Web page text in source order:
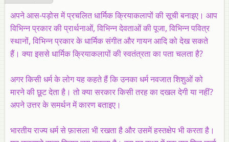
अपने आस-पड़ोस में प्रचलित धार्मिक क्रियाकलापों की सूची बनाइए। आप
विभिन्न प्रकार की प्रार्थनाओं, विभिन्न देवताओं की पूजा, विभिन्न पवित्र
स्थानों, विभिन्न प्रकार के धार्मिक संगीत और गायन आदि को देख सकते
हैं। क्या इससे धार्मिक क्रियाकलापों की स्वतंत्रता का पता चलता है?
अगर किसी धर्म के लोग यह कहते हैं कि उनका धर्म नवजात शिशुओं को
मारने की छूट देता है। तो क्या सरकार किसी तरह का दखल देगी या नहीं?
अपने उत्तर के समर्थन में कारण बताइए।
भारतीय राज्य धर्म से फ़ासला भी रखता है और उसमें हस्तक्षेप भी करता है।